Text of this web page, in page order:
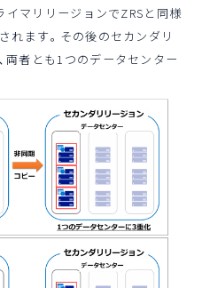
イマリリージョンでZRSと同様
れます。その後のセカンダリ
両者とも1つのデータセンター